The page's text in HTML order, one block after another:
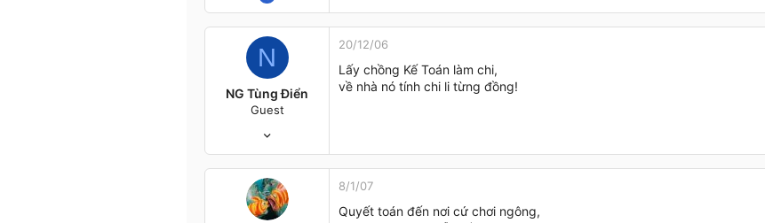
N
NG Tùng Điển
Guest
0
tpHCM
20/12/06
Lấy chồng Kế Toán làm chi,
về nhà nó tính chi li từng đồng!
8/1/07
Quyết toán đến nơi cứ chơi ngông,